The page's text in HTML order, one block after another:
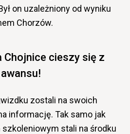
on uzależniony od wyniku
Chorzów.
Chojnice cieszy się z
awansu!
zostali na swoich
informację. Tak samo jak
szkoleniowym stali na środku